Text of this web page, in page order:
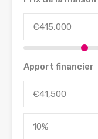
Apport financier